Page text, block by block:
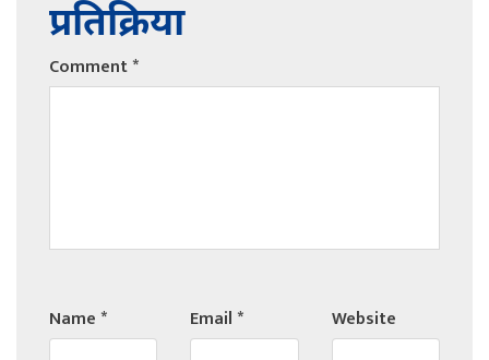
प्रतिक्रिया
Comment*
Name* Email* Website